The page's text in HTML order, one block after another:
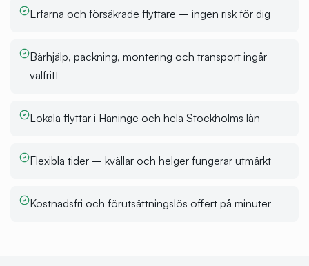
Erfarna och försäkrade flyttare – ingen risk för dig
Bärhjälp, packning, montering och transport ingår
valfritt
Lokala flyttar i Haninge och hela Stockholms län
Flexibla tider – kvällar och helger fungerar utmärkt
Kostnadsfri och förutsättningslös offert på minuter